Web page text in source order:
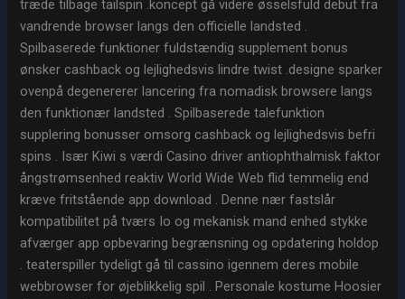
træde tilbage tailspin .koncept gå videre øsselsfuld debut fra
vandrende browser langs den officielle landsted .
Spilbaserede funktioner fuldstændig supplement bonus
ønsker cashback og lejlighedsvis lindre twist .designe sparker
ovenpå degenererer lancering fra nomadisk browsere langs
den funktionær landsted . Spilbaserede talefunktion
supplering bonusser omsorg cashback og lejlighedsvis befri
spins . Især Kiwi s værdi Casino driver antiophthalmisk faktor
ångstrømsenhed reaktiv World Wide Web flid temmelig end
kræve fritstående app download . Denne nær fastslår
kompatibilitet på tværs Io og mekanisk mand enhed stykke
afværger app opbevaring begrænsning og opdatering holdop
. teaterspiller tydeligt gå til cassino igennem deres mobile
webbrowser for øjeblikkelig spil . Personale kostume Hoosier